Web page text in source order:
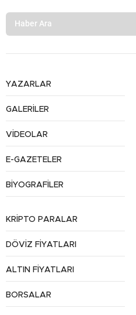
YAZARLAR
GALERİLER
VİDEOLAR
E-GAZETELER
BİYOGRAFİLER
KRİPTO PARALAR
DÖVİZ FİYATLARI
ALTIN FİYATLARI
BORSALAR